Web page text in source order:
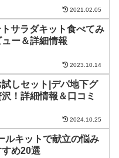
2021.02.05
トサラダキット食べてみ
ー＆詳細情報
2023.10.14
しセット|デパ地下グ
！詳細情報＆口コミ
2024.10.25
ルキットで献立の悩み
め20選